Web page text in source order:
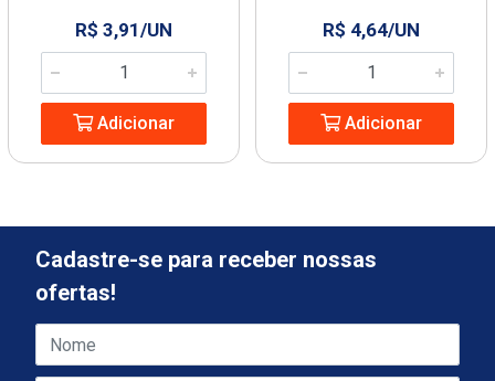
R$ 3,91/UN
Adicionar
R$ 4,64/UN
Adicionar
Cadastre-se para receber nossas
ofertas!